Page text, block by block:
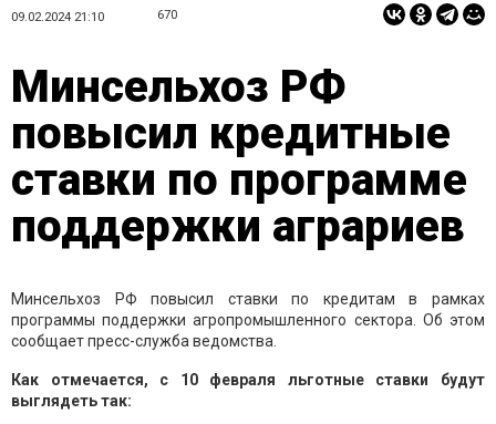
09.02.2024 21:10 670
Минсельхоз РФ
повысил кредитные
ставки по программе
поддержки аграриев
Минсельхоз РФ повысил ставки по кредитам в рамках
программы поддержки агропромышленного сектора. Об этом
сообщает пресс-служба ведомства.
Как отмечается, с 10 февраля льготные ставки будут
выглядеть так: